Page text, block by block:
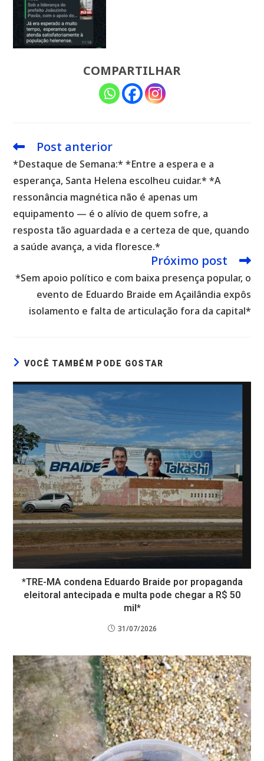
COMPARTILHAR
Leia
artigos
Post anterior
*Destaque de Semana:* *Entre a espera e a
esperança, Santa Helena escolheu cuidar.* *A
ressonância magnética não é apenas um
equipamento — é o alívio de quem sofre, a
resposta tão aguardada e a certeza de que, quando
a saúde avança, a vida floresce.*
Próximo post
*Sem apoio político e com baixa presença popular, o
evento de Eduardo Braide em Açailândia expôs
isolamento e falta de articulação fora da capital*
VOCÊ TAMBÉM PODE GOSTAR
*TRE-MA condena Eduardo Braide por propaganda
eleitoral antecipada e multa pode chegar a R$ 50
mil*
31/07/2026